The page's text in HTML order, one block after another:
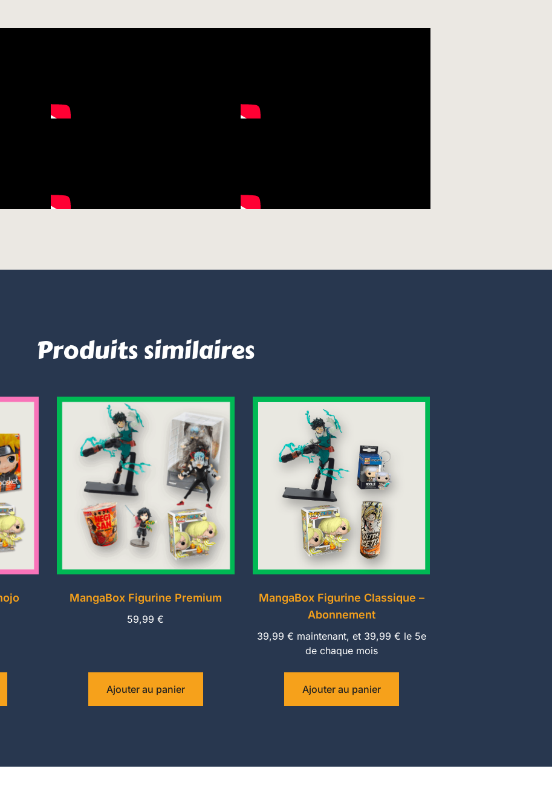
Produits similaires
MangaBox Figurine Premium
59,99€
Ajouter au panier
MangaBox Figurine Classique –
Abonnement
39,99 € maintenant, et 39,99 € le 5e
de chaque mois
Ajouter au panier